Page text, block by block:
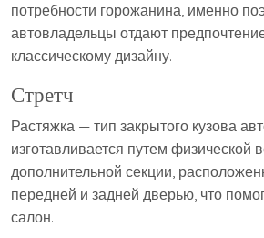
потребности горожанина, именно
автовладельцы отдают
классическому дизайну.
Стретч
Растяжка — тип закрытого кузова
изготавливается путем физической
дополнительной секции,
передней и задней дверью, что
салон.